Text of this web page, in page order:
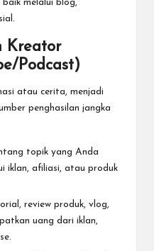
melalui blog,
Kreator
Podcast)
atau cerita, menjadi
penghasilan jangka
topik yang Anda
iklan, afiliasi, atau produk
review produk, vlog,
uang dari iklan,